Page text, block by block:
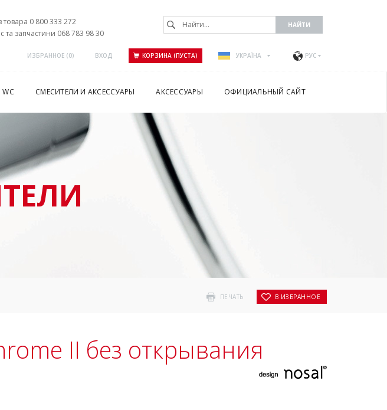
товара 0 800 333 272
та запчастини 068 783 98 30
ИЗБРАННОЕ (0) ВХОД КОРЗИНА (ПУСТА) УКРАЇНА РУС
СМЕСИТЕЛИ И АКСЕССУАРЫ АКСЕССУАРЫ ОФИЦИАЛЬНЫЙ САЙТ
ПЕЧАТЬ В ИЗБРАННОЕ
II без открывания